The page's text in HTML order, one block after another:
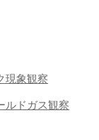
現象観察
ルドガス観察